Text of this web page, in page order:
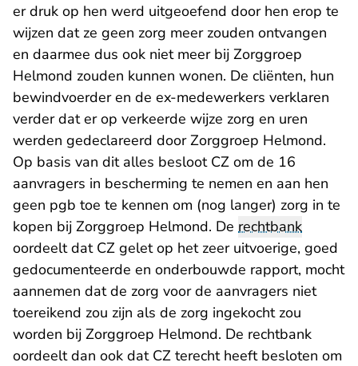
er druk op hen werd uitgeoefend door hen erop te
wijzen dat ze geen zorg meer zouden ontvangen
en daarmee dus ook niet meer bij Zorggroep
Helmond zouden kunnen wonen. De cliënten, hun
bewindvoerder en de ex-medewerkers verklaren
verder dat er op verkeerde wijze zorg en uren
werden gedeclareerd door Zorggroep Helmond.
Op basis van dit alles besloot CZ om de 16
aanvragers in bescherming te nemen en aan hen
geen pgb toe te kennen om (nog langer) zorg in te
kopen bij Zorggroep Helmond. De rechtbank
oordeelt dat CZ gelet op het zeer uitvoerige, goed
gedocumenteerde en onderbouwde rapport, mocht
aannemen dat de zorg voor de aanvragers niet
toereikend zou zijn als de zorg ingekocht zou
worden bij Zorggroep Helmond. De rechtbank
oordeelt dan ook dat CZ terecht heeft besloten om